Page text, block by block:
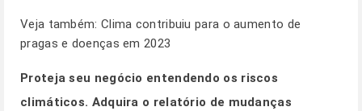
Veja também: Clima contribuiu para o aumento de
pragas e doenças em 2023
Proteja seu negócio entendendo os riscos
climáticos. Adquira o relatório de mudanças